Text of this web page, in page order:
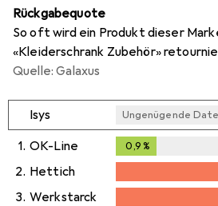
Rückgabequote
So oft wird ein Produkt dieser
«Kleiderschrank Zubehör»
Quelle: Galaxus
Isys Ungenügende
1. OK-Line 0,9 %
2. Hettich
3. Werkstarck